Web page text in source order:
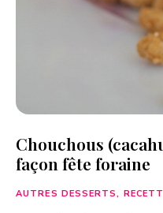
Chouchous
façon fête foraine
AUTRES DESSERTS,